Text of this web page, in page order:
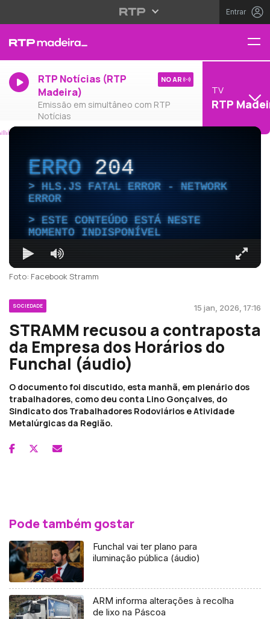
Entrar
RTP Notícias (RTP
Madeira)
Emissão em simultâneo com RTP
Notícias
NO AR
TV
RTP
ERRO204
HLS.JS FATAL ERROR - NETWORK
ERROR
ESTE CONTEÚDO ESTÁ NESTE
MOMENTO INDISPONÍVEL
Foto: Facebook Stramm
SOCIEDADE 15 jan, 2026, 17:16
STRAMM recusou a contraposta
da Empresa dos Horários do
Funchal (áudio)
O documento foi discutido, esta manhã, em plenário dos
trabalhadores, como deu conta Lino Gonçalves, do
Sindicato dos Trabalhadores Rodoviários e Atividade
Metalúrgicas da Região.
Pode também gostar
Funchal vai ter plano para
iluminação pública (áudio)
ARM informa alterações à recolha
de lixo na Páscoa